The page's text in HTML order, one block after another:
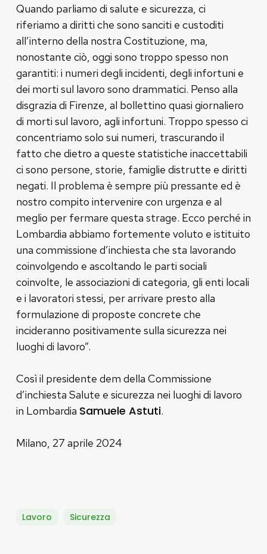
Quando parliamo di salute e sicurezza, ci
riferiamo a diritti che sono sanciti e custoditi
all’interno della nostra Costituzione, ma,
nonostante ciò, oggi sono troppo spesso non
garantiti: i numeri degli incidenti, degli infortuni e
dei morti sul lavoro sono drammatici. Penso alla
disgrazia di Firenze, al bollettino quasi giornaliero
di morti sul lavoro, agli infortuni. Troppo spesso ci
concentriamo solo sui numeri, trascurando il
fatto che dietro a queste statistiche inaccettabili
ci sono persone, storie, famiglie distrutte e diritti
negati. Il problema è sempre più pressante ed è
nostro compito intervenire con urgenza e al
meglio per fermare questa strage. Ecco perché in
Lombardia abbiamo fortemente voluto e istituito
una commissione d’inchiesta che sta lavorando
coinvolgendo e ascoltando le parti sociali
coinvolte, le associazioni di categoria, gli enti locali
e i lavoratori stessi, per arrivare presto alla
formulazione di proposte concrete che
incideranno positivamente sulla sicurezza nei
luoghi di lavoro”.
Così il presidente dem della Commissione
d’inchiesta Salute e sicurezza nei luoghi di lavoro
in Lombardia Samuele Astuti.
Milano, 27 aprile 2024
Lavoro Sicurezza